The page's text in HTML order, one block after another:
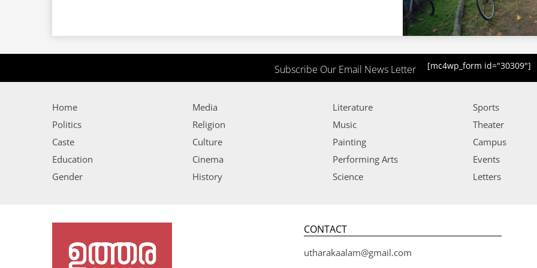
Subscribe Our Email News Letter [mc4wp_form id="30309"]
Home
Politics
Caste
Education
Gender
Media
Religion
Culture
Cinema
History
Literature
Music
Painting
Performing Arts
Science
Sports
Theater
Campus
Events
Letters
CONTACT
utharakaalam@gmail.com